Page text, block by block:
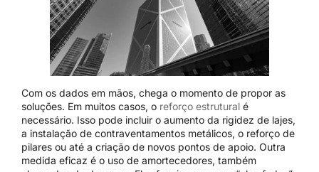
Com os dados em mãos, chega o momento de propor as
soluções. Em muitos casos, o reforço estrutural é
necessário. Isso pode incluir o aumento da rigidez de lajes,
a instalação de contraventamentos metálicos, o reforço de
pilares ou até a criação de novos pontos de apoio. Outra
medida eficaz é o uso de amortecedores, também